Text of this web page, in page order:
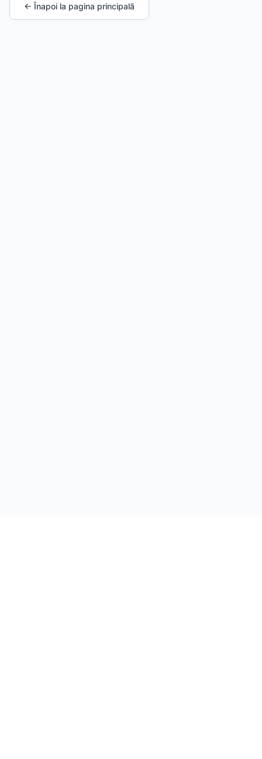
← Înapoi la pagina principală